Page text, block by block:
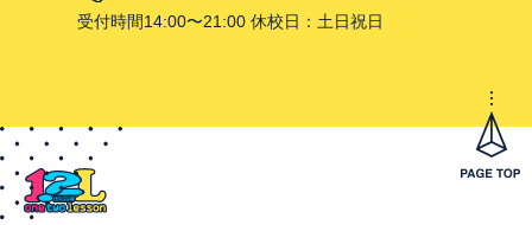
受付時間14:00〜21:00 休校日：土日祝日